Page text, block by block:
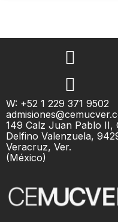
W: +52 1 229 371 9502
149 Calz Juan Pablo II,
Delfino Valenzuela,
Veracruz, Ver.
(México)